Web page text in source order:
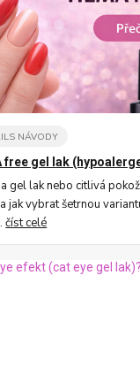
NÁVODY
free gel lak
gel lak nebo citlivá
jak vybrat šetrnou
číst celé